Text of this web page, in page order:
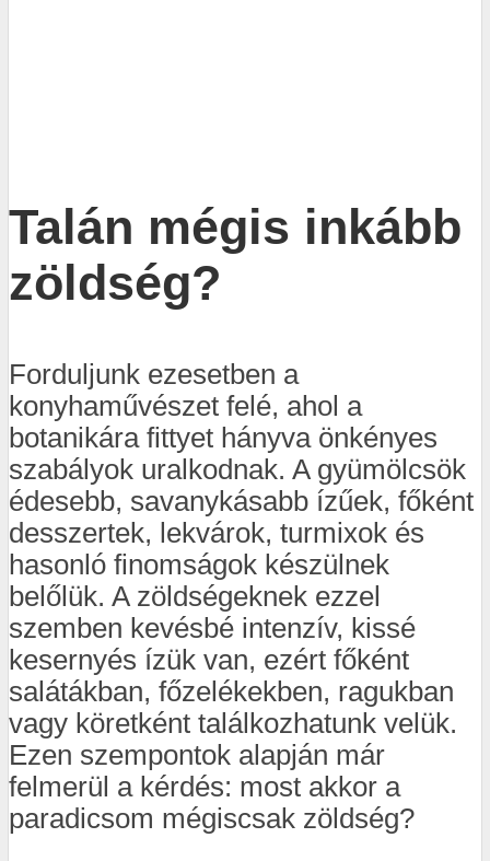
Talán mégis inkább
zöldség?
Forduljunk ezesetben a
konyhaművészet felé, ahol a
botanikára fittyet hányva önkényes
szabályok uralkodnak. A gyümölcsök
édesebb, savanykásabb ízűek, főként
desszertek, lekvárok, turmixok és
hasonló finomságok készülnek
belőlük. A zöldségeknek ezzel
szemben kevésbé intenzív, kissé
kesernyés ízük van, ezért főként
salátákban, főzelékekben, ragukban
vagy köretként találkozhatunk velük.
Ezen szempontok alapján már
felmerül a kérdés: most akkor a
paradicsom mégiscsak zöldség?